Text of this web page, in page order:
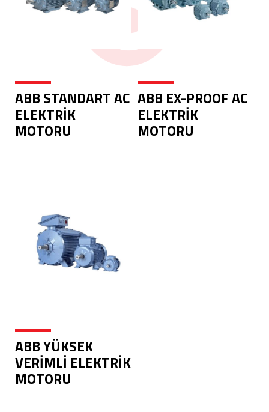
ABB STANDART AC
ELEKTRİK
MOTORU
ABB EX-PROOF AC
ELEKTRİK
MOTORU
ABB YÜKSEK
VERİMLİ ELEKTRİK
MOTORU